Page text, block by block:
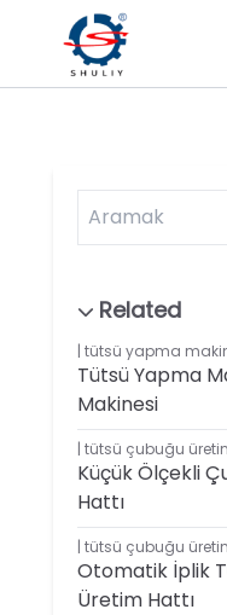
tütsü yapma
Tütsü Yapma
Makinesi
tütsü çubuğu
Küçük Ölçekli
Hattı
tütsü çubuğu
Otomatik İplik
Üretim Hattı